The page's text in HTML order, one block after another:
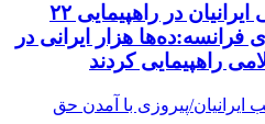
رسانه‌های عربی: اتحاد ملی ایرانیان در راهپیمایی ۲۲
هزار ایرانی در
راهپیمایی کردند